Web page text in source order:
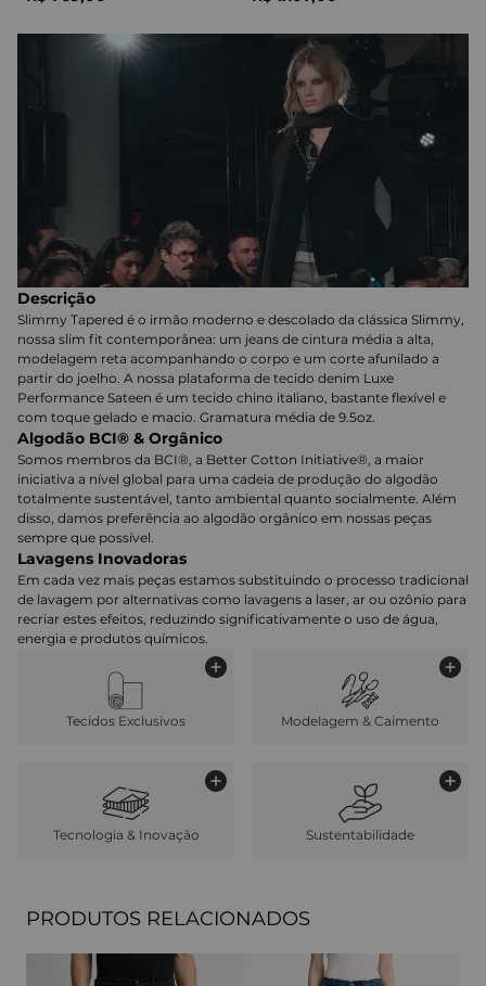
Descrição
Slimmy Tapered é o irmão moderno e descolado da clássica Slimmy,
nossa slim fit contemporânea: um jeans de cintura média a alta,
modelagem reta acompanhando o corpo e um corte afunilado a
partir do joelho. A nossa plataforma de tecido denim Luxe
Performance Sateen é um tecido chino italiano, bastante flexível e
com toque gelado e macio. Gramatura média de 9.5oz.
Algodão BCI® & Orgânico
Somos membros da BCI®, a Better Cotton Initiative®, a maior
iniciativa a nível global para uma cadeia de produção do algodão
totalmente sustentável, tanto ambiental quanto socialmente. Além
disso, damos preferência ao algodão orgânico em nossas peças
sempre que possível.
Lavagens Inovadoras
Em cada vez mais peças estamos substituindo o processo tradicional
de lavagem por alternativas como lavagens a laser, ar ou ozônio para
recriar estes efeitos, reduzindo significativamente o uso de água,
energia e produtos químicos.
Tecidos Exclusivos Modelagem & Caimento
Tecnologia & Inovação Sustentabilidade
PRODUTOS RELACIONADOS